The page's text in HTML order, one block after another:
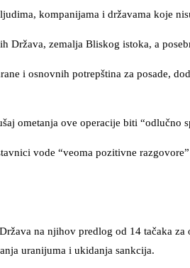
kompanijama i državama koje
Država, zemalja Bliskog istoka, a
i osnovnih potrepština za posade,
ometanja ove operacije biti “odlučno
vode “veoma pozitivne
na njihov predlog od 14 tačaka
uranijuma i ukidanja sankcija.